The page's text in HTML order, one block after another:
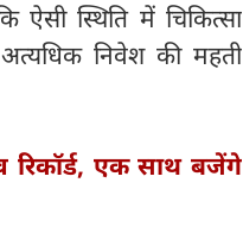
स्थिति में चिकित्सा
निवेश की महती
रिकॉर्ड, एक साथ बजेंगे